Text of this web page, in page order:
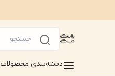
دسته‌بندی محصولات